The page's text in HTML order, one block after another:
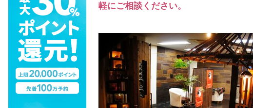
軽にご相談ください。